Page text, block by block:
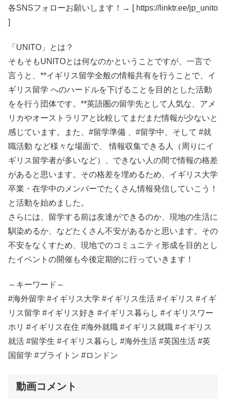
各SNSフォローお願いします！→ [ https://linktr.ee/jp_unito
]
「UNITO」とは？
そもそもUNITOとは何なのかということですが、一言で
言うと、**イギリス留学全般の情報共有を行うことで、イ
ギリス留学 へのハードルを下げることを目的とした活動
をを行う団体です。**英語圏の留学先として人気な、アメ
リカやオーストラリアと比較してまだまだ情報が少ないと
感じています。また、#留学準備 、#留学中、そして #就
職活動 など様々な場面で、 情報収集できる人（周りにイ
ギリス留学者が多いなど）、できない人の間で情報の格差
があると思います。その格差を埋めるため、イギリス大学
卒業・在学中のメンバーでたくさん情報発信していこう！
と活動を始めました。
さらには、留学する前は友達ができるのか、現地の生活に
馴染めるか、などたくさん不安があるかと思います。その
不安をなくすため、現地でのコミュニティ形成を目的とし
たイベントの開催も今後定期的に行っていきます！
～キーワード～
#海外留学 #イギリス大学 #イギリス生活 #イギリス #イギ
リス留学 #イギリス好き #イギリス暮らし #イギリスワー
ホリ #イギリス在住 #海外就職 #イギリス就職 #イギリス
就活 #留学生 #イギリス暮らし #海外生活 #英国生活 #英
国留学 #ブライトン #ロンドン
動画コメント